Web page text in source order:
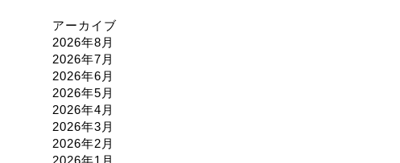
アーカイブ
2026年8月
2026年7月
2026年6月
2026年5月
2026年4月
2026年3月
2026年2月
2026年1月